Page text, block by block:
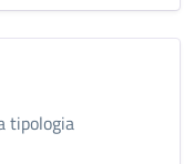
tipologia